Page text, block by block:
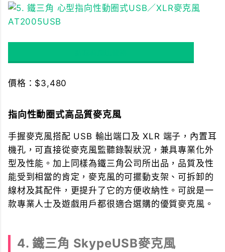
價格：$3,480
指向性動圈式高品質麥克風
手握麥克風搭配 USB 輸出端口及 XLR 端子，內置耳
機孔，可直接從麥克風監聽錄製狀況，兼具專業化外
型及性能。加上同樣為鐵三角公司所出品，品質及性
能受到相當的肯定，麥克風的可擺動支架、可拆卸的
線材及其配件，更提升了它的方便收納性。可說是一
款專業人士及遊戲用戶都很適合選購的優質麥克風。
4. 鐵三角 SkypeUSB麥克風